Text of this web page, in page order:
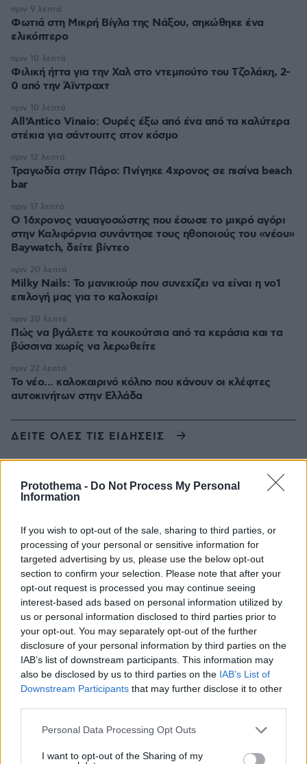
Protothema - Do Not Process My Personal
Information
If you wish to opt-out of the sale, sharing to third parties, or
processing of your personal or sensitive information for
targeted advertising by us, please use the below opt-out
section to confirm your selection. Please note that after your
opt-out request is processed you may continue seeing
interest-based ads based on personal information utilized by
us or personal information disclosed to third parties prior to
your opt-out. You may separately opt-out of the further
disclosure of your personal information by third parties on the
IAB’s list of downstream participants. This information may
also be disclosed by us to third parties on the IAB’s List of
Downstream Participants that may further disclose it to other
Please note that this website/app uses one or more Google
not limited to your visit or usage behaviour. You may click to
Personal Data Processing Opt Outs
I want to opt-out of the Sharing of my
Φωτιά στη Μικρή Βίγλα της Νάξου, σηκώθηκε ένα
ελικόπτερο
πριν 9 λεπτά
Φιλική ήττα για την Χαλ στο ντεμπούτο του Τζολάκη, 2-
0 από την Άϊντραχτ
πριν 10 λεπτά
All’Antico Vinaio: Ουρές έξω από ένα από τα καλύτερα
στέκια για σάντουιτς στον κόσμο
πριν 10 λεπτά
Τραγωδία στην Πάρο: Πνίγηκε 4χρονος σε πισίνα beach
bar
πριν 12 λεπτά
Ο 16χρονος ναυαγοσώστης που έσωσε το μικρό αγόρι
στην Καλιφόρνια συνάντησε τους ηθοποιούς του «νέου»
Baywatch, δείτε βίντεο
πριν 17 λεπτά
Milky Nails: Το μανικιούρ που συνεχίζει να είναι η νο1
επιλογή μας για το καλοκαίρι
πριν 20 λεπτά
Πώς να βγάλετε τα κουκούτσια από τα κεράσια και τα
βύσσινα χωρίς να λερωθείτε
πριν 20 λεπτά
Το νέο... καλοκαιρινό κόλπο που κάνουν οι κλέφτες
αυτοκινήτων στην Ελλάδα
πριν 22 λεπτά
ΔΕΙΤΕ ΟΛΕΣ ΤΙΣ ΕΙΔΗΣΕΙΣ
ΤΑ ΠΙΟ ΔΗΜΟΦΙΛΗ